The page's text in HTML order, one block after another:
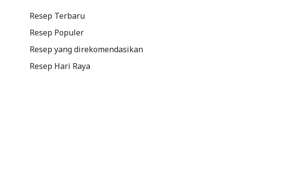
Resep Terbaru
Resep Populer
Resep yang direkomendasikan
Resep Hari Raya